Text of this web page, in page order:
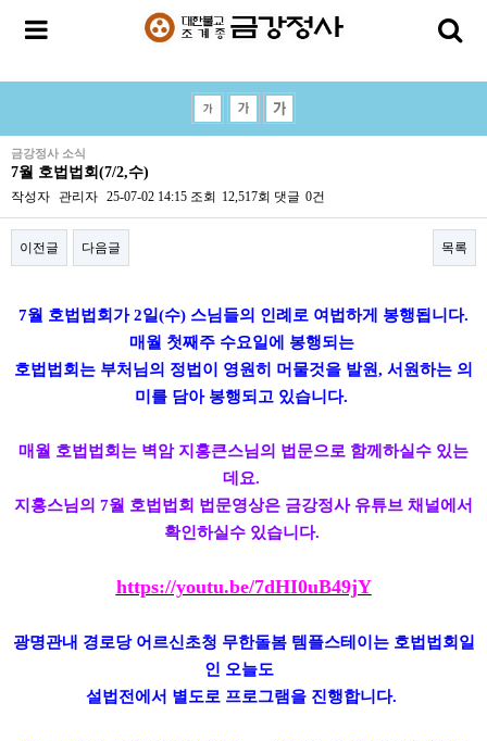
금강정사 소식
7월 호법법회(7/2,수)
작성자 관리자 25-07-02 14:15 조회 12,517회 댓글 0건
이전글 다음글 목록
7월 호법법회가 2일(수) 스님들의 인례로 여법하게 봉행됩니다.
매월 첫째주 수요일에 봉행되는
호법법회는 부처님의 정법이 영원히 머물것을 발원, 서원하는 의
미를 담아 봉행되고 있습니다.
매월 호법법회는 벽암 지홍큰스님의 법문으로 함께하실수 있는
데요.
지홍스님의 7월 호법법회 법문영상은 금강정사 유튜브 채널에서
확인하실수 있습니다.
https://youtu.be/7dHI0uB49jY
광명관내 경로당 어르신초청 무한돌봄 템플스테이는 호법법회일
인 오늘도
설법전에서 별도로 프로그램을 진행합니다.